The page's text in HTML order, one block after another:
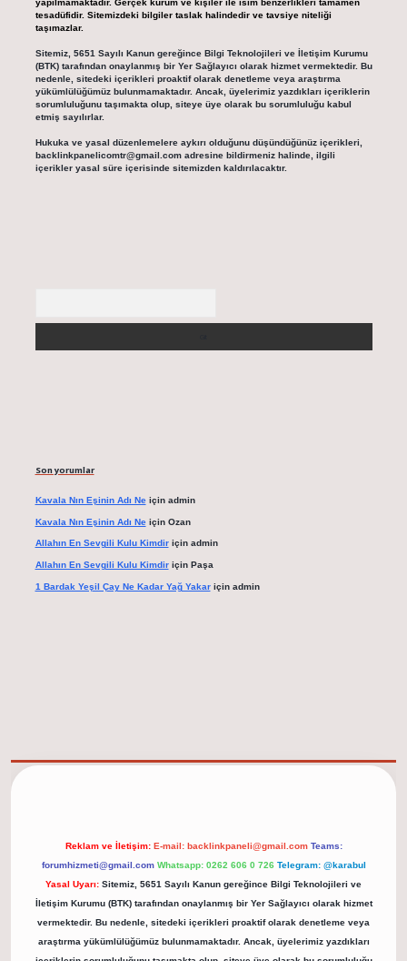
yapılmamaktadır. Gerçek kurum ve kişiler ile isim benzerlikleri tamamen
tesadüfidir. Sitemizdeki bilgiler taslak halindedir ve tavsiye niteliği
taşımazlar.
Sitemiz, 5651 Sayılı Kanun gereğince Bilgi Teknolojileri ve İletişim Kurumu
(BTK) tarafından onaylanmış bir Yer Sağlayıcı olarak hizmet vermektedir. Bu
nedenle, sitedeki içerikleri proaktif olarak denetleme veya araştırma
yükümlülüğümüz bulunmamaktadır. Ancak, üyelerimiz yazdıkları içeriklerin
sorumluluğunu taşımakta olup, siteye üye olarak bu sorumluluğu kabul
etmiş sayılırlar.
Hukuka ve yasal düzenlemelere aykırı olduğunu düşündüğünüz içerikleri,
backlinkpanelicomtr@gmail.comadresine bildirmeniz halinde, ilgili
içerikler yasal süre içerisinde sitemizden kaldırılacaktır.
Son yorumlar
Kavala Nın Eşinin Adı Neiçin admin
Kavala Nın Eşinin Adı Neiçin Ozan
Allahın En Sevgili Kulu Kimdiriçin admin
Allahın En Sevgili Kulu Kimdiriçin Paşa
1 Bardak Yeşil Çay Ne Kadar Yağ Yakariçin admin
Reklam ve İletişim: E-mail: backlinkpaneli@gmail.com Teams:
forumhizmeti@gmail.com Whatsapp: 0262 606 0 726 Telegram: @karabul
Yasal Uyarı: Sitemiz, 5651 Sayılı Kanun gereğince Bilgi Teknolojileri ve
İletişim Kurumu (BTK) tarafından onaylanmış bir Yer Sağlayıcı olarak hizmet
vermektedir. Bu nedenle, sitedeki içerikleri proaktif olarak denetleme veya
araştırma yükümlülüğümüz bulunmamaktadır. Ancak, üyelerimiz yazdıkları